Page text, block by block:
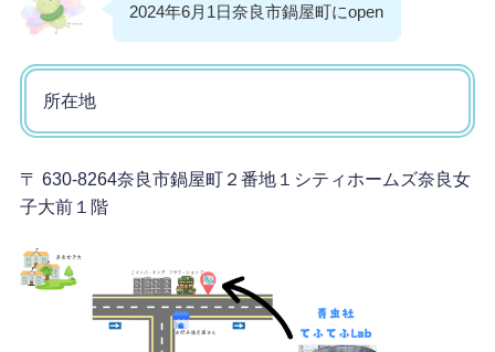
2024年6月1日奈良市鍋屋町にopen
所在地
〒 630-8264奈良市鍋屋町２番地１シティホームズ奈良女
子大前１階